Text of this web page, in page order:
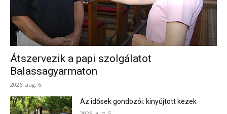
Átszervezik a papi szolgálatot
Balassagyarmaton
2026. aug. 6.
Az idősek gondozói: kinyújtott kezek